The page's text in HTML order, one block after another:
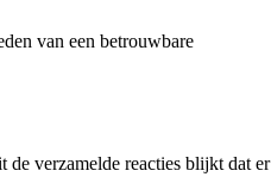
van een betrouwbare
de verzamelde reacties blijkt dat er